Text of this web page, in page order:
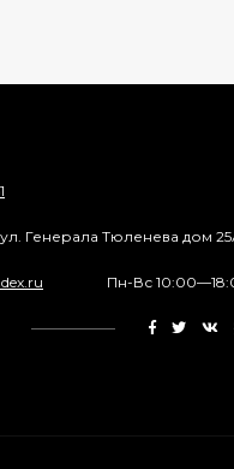
Генерала Тюленева дом
Пн-Вс